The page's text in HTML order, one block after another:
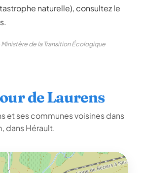
naturelle), consultez le
de la Transition Écologique
de Laurens
et ses communes voisines dans
dans Hérault.